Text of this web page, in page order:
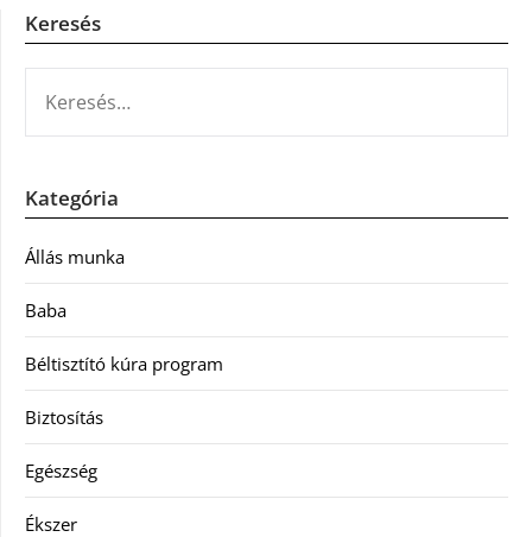
Keresés
Kategória
Állás munka
Baba
Béltisztító kúra program
Biztosítás
Egészség
Ékszer